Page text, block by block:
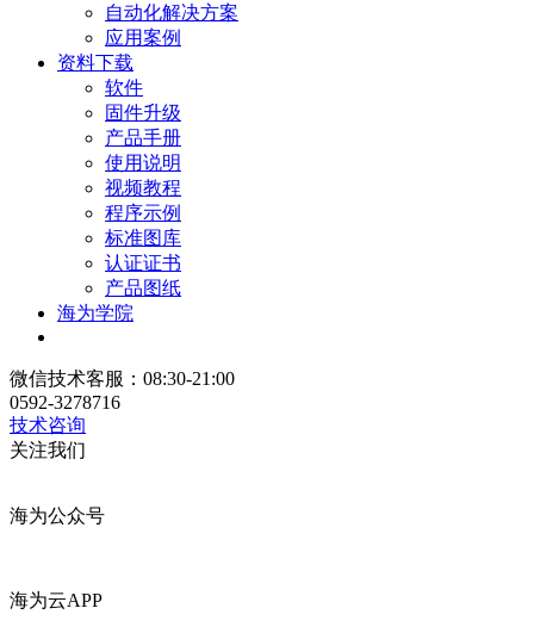
自动化解决方案
应用案例
资料下载
软件
固件升级
产品手册
使用说明
视频教程
程序示例
标准图库
认证证书
产品图纸
海为学院
微信技术客服：08:30-21:00
0592-3278716
技术咨询
关注我们
海为公众号
海为云APP